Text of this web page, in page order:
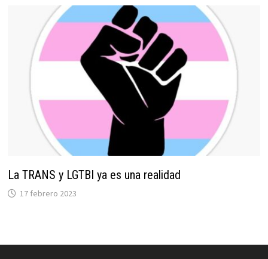
La TRANS y LGTBI ya es una realidad
17 febrero 2023